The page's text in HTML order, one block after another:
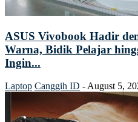
ASUS Vivobook Hadir
Warna, Bidik Pelajar
Ingin...
Laptop Canggih ID - August 5,